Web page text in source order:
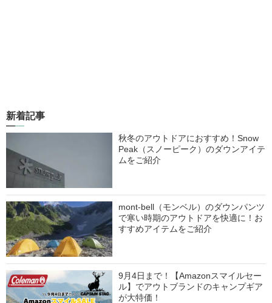
新着記事
秋冬のアウトドアにおすすめ！Snow
Peak（スノーピーク）のダウンアイテ
ムをご紹介
mont-bell（モンベル）のダウンパンツ
で寒い時期のアウトドアを快適に！お
すすめアイテムをご紹介
9月4日まで！【Amazonスマイルセー
ル】でアウトブランドのキャンプギア
が大特価！